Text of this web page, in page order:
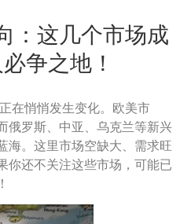
：这几个市场成
争之地！
在悄悄发生变化。欧美市
俄罗斯、中亚、乌克兰等新兴
海。这里市场空缺大、需求旺
你还不关注这些市场，可能已